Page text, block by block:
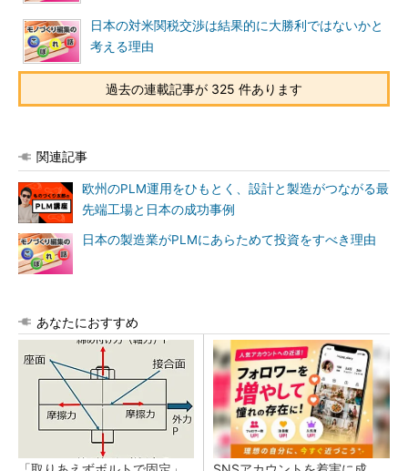
日本の対米関税交渉は結果的に大勝利ではないかと
考える理由
過去の連載記事が 325 件あります
関連記事
欧州のPLM運用をひもとく、設計と製造がつながる最
先端工場と日本の成功事例
日本の製造業がPLMにあらためて投資をすべき理由
あなたにおすすめ